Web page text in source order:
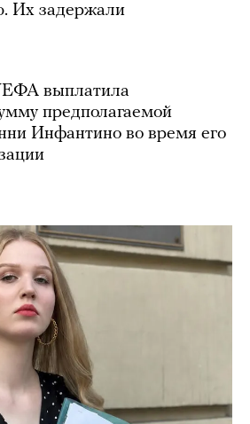
Их задержали
выплатила
предполагаемой
Инфантино во время его